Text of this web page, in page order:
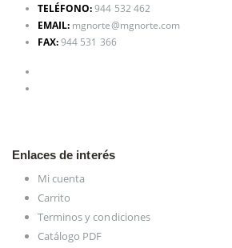
TELÉFONO:944 532 462
EMAIL: mgnorte@mgnorte.com
FAX:944 531 366
Enlaces de interés
Mi cuenta
Carrito
Terminos y condiciones
Catálogo PDF